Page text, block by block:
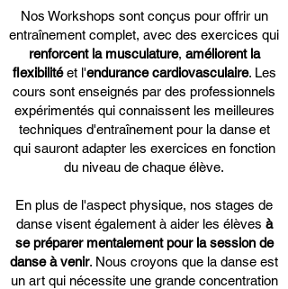
Nos Workshops sont conçus pour offrir un
entraînement complet, avec des exercices qui
renforcent la musculature, améliorent la
flexibilitéet l'endurance cardiovasculaire. Les
cours sont enseignés par des professionnels
expérimentés qui connaissent les meilleures
techniques d'entraînement pour la danse et
qui sauront adapter les exercices en fonction
du niveau de chaque élève.
En plus de l'aspect physique, nos stages de
danse visent également à aider les élèves à
se préparer mentalement pour la session de
danse à venir. Nous croyons que la danse est
un art qui nécessite une grande concentration